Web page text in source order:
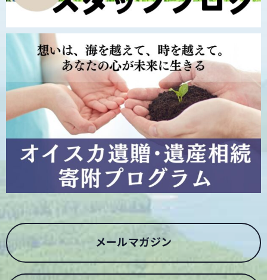
メールマガジン